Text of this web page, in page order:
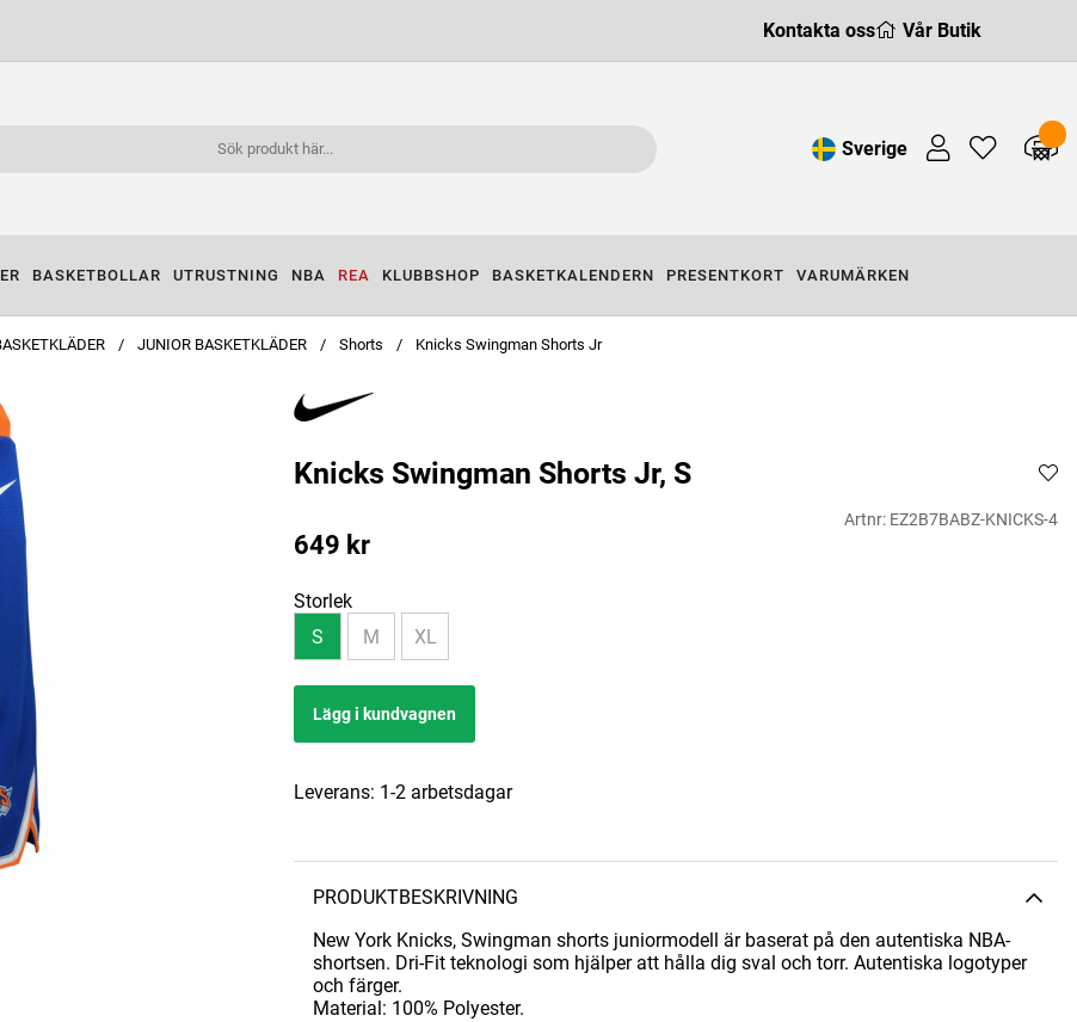
Kontakta oss Vår Butik
Sverige
BASKETBOLLAR UTRUSTNING NBA REA KLUBBSHOP BASKETKALENDERN PRESENTKORT VARUMÄRKEN
JUNIOR BASKETKLÄDER Shorts Knicks Swingman Shorts Jr
Knicks Swingman Shorts Jr, S
Artnr: EZ2B7BABZ-KNICKS-4
649 kr
Storlek
S
M XL
Lägg i kundvagnen
Leverans: 1-2 arbetsdagar
PRODUKTBESKRIVNING
New York Knicks, Swingman shorts juniormodell är baserat på den autentiska NBA-
shortsen. Dri-Fit teknologi som hjälper att hålla dig sval och torr. Autentiska logotyper
och färger.
Material: 100% Polyester.